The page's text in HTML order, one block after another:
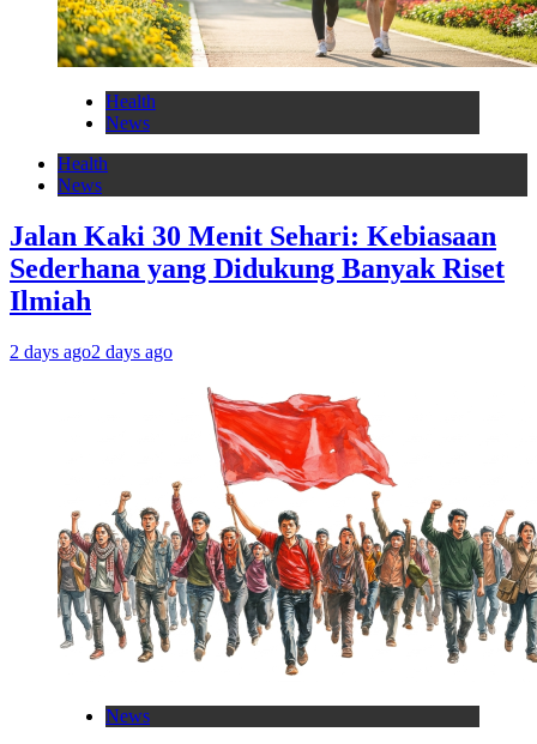
Health
News
Health
News
Jalan Kaki 30 Menit Sehari: Kebiasaan
Sederhana yang Didukung Banyak Riset
Ilmiah
2 days ago2 days ago
News